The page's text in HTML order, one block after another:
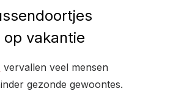
op vakantie
vervallen veel mensen
gezonde gewoontes.